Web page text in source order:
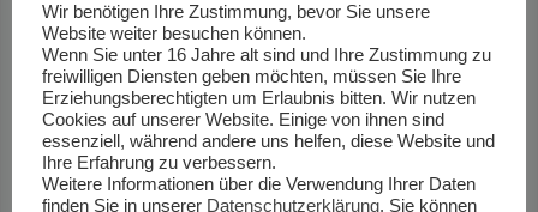
Wir benötigen Ihre Zustimmung, bevor Sie unsere
Website weiter besuchen können.
Wenn Sie unter 16 Jahre alt sind und Ihre Zustimmung zu
freiwilligen Diensten geben möchten, müssen Sie Ihre
Erziehungsberechtigten um Erlaubnis bitten. Wir nutzen
Cookies auf unserer Website. Einige von ihnen sind
essenziell, während andere uns helfen, diese Website und
Ihre Erfahrung zu verbessern.
Weitere Informationen über die Verwendung Ihrer Daten
finden Sie in unserer Datenschutzerklärung. Sie können